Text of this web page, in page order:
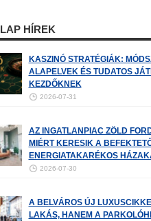
HÍREK
KASZINÓ STRATÉGIÁK:
ALAPELVEK ÉS TUDATOS
KEZDŐKNEK
2026-07-31
AZ INGATLANPIAC ZÖLD
MIÉRT KERESIK A
ENERGIATAKARÉKOS
2026-07-30
A BELVÁROS ÚJ
LAKÁS, HANEM A